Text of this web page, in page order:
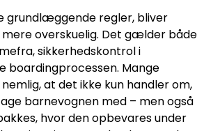
grundlæggende regler, bliver
overskuelig. Det gælder både
sikkerhedskontrol i
boardingprocessen. Mange
at det ikke kun handler om,
barnevognen med – men også
hvor den opbevares under